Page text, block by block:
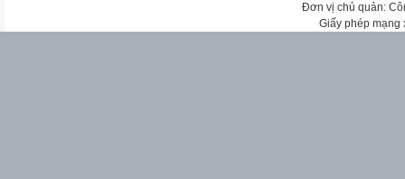
Đơn vị chủ quản:
Giấy phép mạng